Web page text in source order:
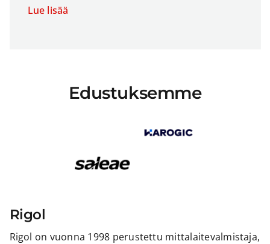
Lue lisää
Edustuksemme
Rigol
Rigol on vuonna 1998 perustettu mittalaitevalmistaja,